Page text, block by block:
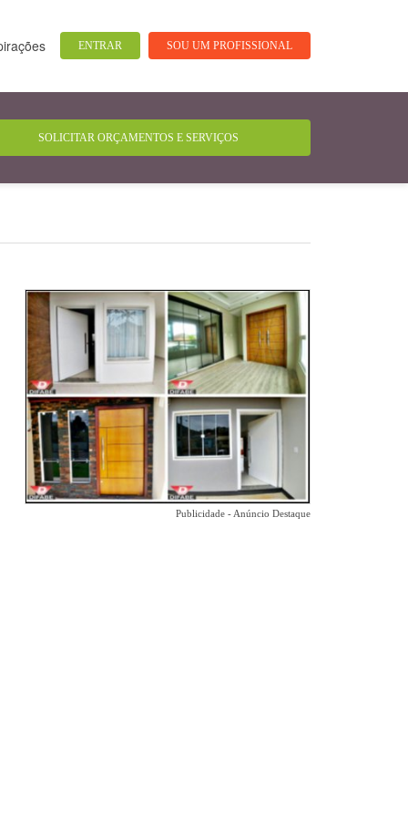
ENTRAR SOU UM PROFISSIONAL
Publicidade - Anúncio Destaque